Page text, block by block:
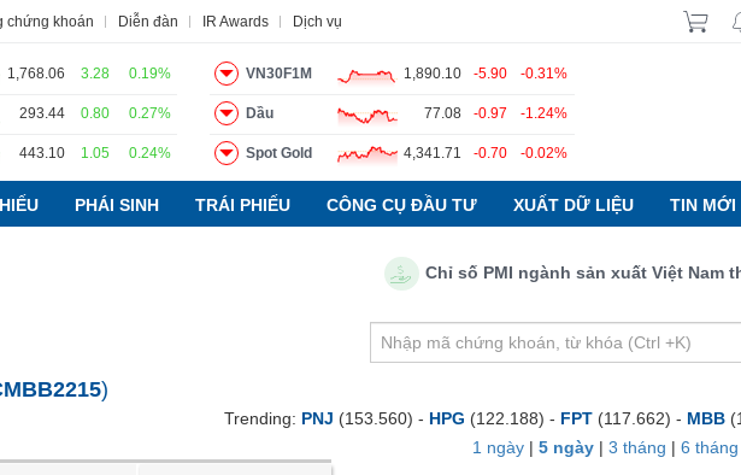
chứng khoán Diễn đàn IR Awards Dịch vụ
1,768.06 3.28 0.19%
293.44 0.80 0.27%
443.10 1.05 0.24%
VN30F1M 1,890.10 -5.90 -0.31%
Dầu 77.08 -0.97 -1.24%
Spot Gold 4,341.71 -0.70 -0.02%
PHÁI SINH TRÁI PHIẾU CÔNG CỤ ĐẦU TƯ XUẤT DỮ LIỆU TIN MỚI
Chỉ số PMI ngành sản xuất Việt Nam
)
Trending: PNJ (153.560) - HPG (122.188) - FPT (117.662) - MBB
1 ngày | 5 ngày | 3 tháng | 6 tháng
Tin tức Báo cáo phân tích Thuật ngữ Dịch vụ